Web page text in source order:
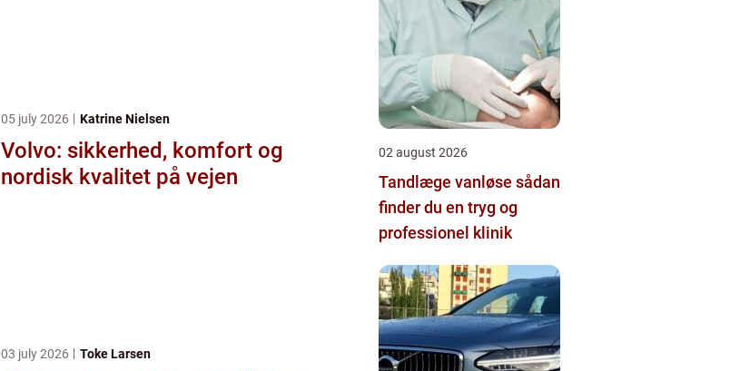
05 july 2026 Katrine Nielsen
Volvo: sikkerhed, komfort og
nordisk kvalitet på vejen
03 july 2026 Toke Larsen
02 august 2026
Tandlæge vanløse sådan
finder du en tryg og
professionel klinik